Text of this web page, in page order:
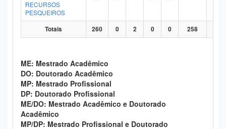
RECURSOS
PESQUEIROS
Totais 260 0 2 0 0 258
ME: Mestrado Acadêmico
DO: Doutorado Acadêmico
MP: Mestrado Profissional
DP: Doutorado Profissional
ME/DO: Mestrado Acadêmico e Doutorado
Acadêmico
MP/DP: Mestrado Profissional e Doutorado